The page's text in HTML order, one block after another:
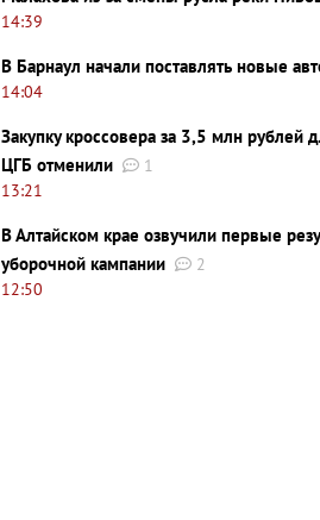
14:39
В Барнаул начали поставлять новые
14:04
Закупку кроссовера за 3,5 млн рублей
ЦГБ отменили
1
13:21
В Алтайском крае озвучили первые
уборочной кампании
2
12:50